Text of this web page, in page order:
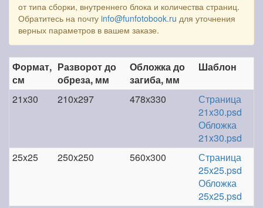
от типа сборки, внутреннего блока и количества страниц.
Обратитесь на почту info@funfotobook.ru для уточнения
верных параметров в вашем заказе.
Формат,
см
Разворот до
обреза, мм
Обложка до
загиба, мм
Шаблон
21x30 210x297 478х330
Страница
21x30.psd
Обложка
21x30.psd
25x25
250x250 560х300
Страница
25x25.psd
Обложка
25x25.psd